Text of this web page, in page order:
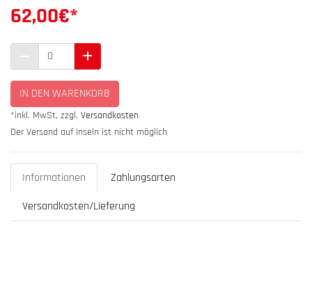
62,00€*
IN DEN WARENKORB
*inkl. MwSt, zzgl. Versandkosten
Der Versand auf Inseln ist nicht möglich
Informationen
Zahlungsarten
Versandkosten/Lieferung